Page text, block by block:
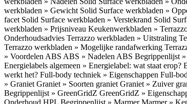
werkbladen » Gewicht Solid Surface werkbladen »
facet Solid Surface werkbladen » Verstekrand Solid
werkbladen » Prijsniveau Keukenwerkbladen »
Onderhoudsadvies Terrazzo werkbladen » Uitstraling
Terrazzo werkbladen » Mogelijke randafwerking
» Voordelen ABS ABS » Nadelen ABS Begrippenlijst
Energielabels algemeen » Energielabel: wat staat erop?
werkt het? Full-body techniek » Eigenschappen Full-
» Graniet Graniet » Soorten graniet Graniet » Zuiver
Begrippenlijst » GreenGridZ GreenGridZ »